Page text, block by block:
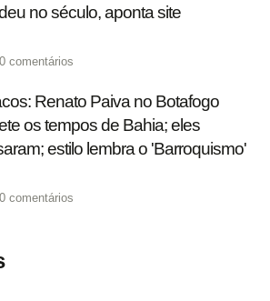
no século, aponta site
0 comentários
Renato Paiva no Botafogo
os tempos de Bahia; eles
estilo lembra o 'Barroquismo'
0 comentários